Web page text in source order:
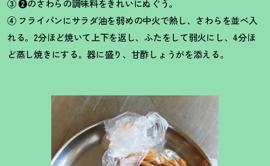
③❷のさわらの調味料をきれいにぬぐう。
④フライパンにサラダ油を弱めの中火で熱し、さわらを並べ入
れる。2分ほど焼いて上下を返し、ふたをして弱火にし、4分ほ
ど蒸し焼きにする。器に盛り、甘酢しょうがを添える。